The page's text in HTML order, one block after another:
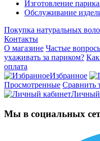
Изготовление парика
Обслуживание
Покупка натуральных
Контакты
О магазине Частые
ухаживать за париком?
оплата
Избранное
Просмотренные Сравнить
Личный
Мы в социальных